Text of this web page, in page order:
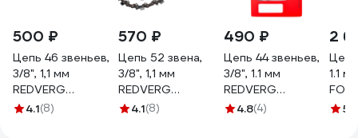
500 ₽
Цепь 46 звеньев,
3/8", 1,1 мм
REDVERG
5024976
4.1(8)
570 ₽
Цепь 52 звена,
3/8", 1,1 мм
REDVERG
5024979
4.1(8)
490 ₽
Цепь 44 звеньев,
3/8", 1.1 мм
REDVERG
00006691176
4.8(4)
2
1.1
5